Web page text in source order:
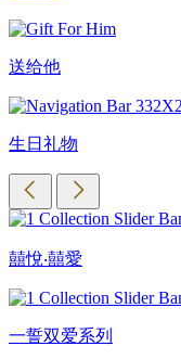
送给他
生日礼物
囍悅‧囍愛
一誓双爱系列